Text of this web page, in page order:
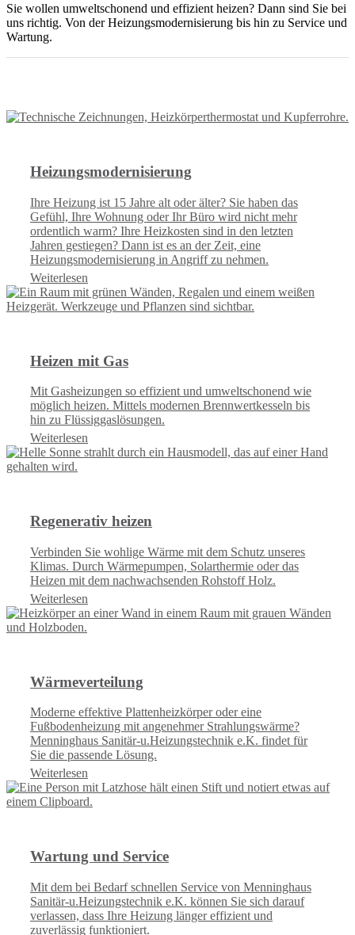
Sie wollen umweltschonend und effizient heizen? Dann sind Sie bei
uns richtig. Von der Heizungsmodernisierung bis hin zu Service und
Wartung.
Heizungsmodernisierung
Ihre Heizung ist 15 Jahre alt oder älter? Sie haben das
Gefühl, Ihre Wohnung oder Ihr Büro wird nicht mehr
ordentlich warm? Ihre Heizkosten sind in den letzten
Jahren gestiegen? Dann ist es an der Zeit, eine
Heizungsmodernisierung in Angriff zu nehmen.
Weiterlesen
Heizen mit Gas
Mit Gasheizungen so effizient und umweltschonend wie
möglich heizen. Mittels modernen Brennwertkesseln bis
hin zu Flüssiggaslösungen.
Weiterlesen
Regenerativ heizen
Verbinden Sie wohlige Wärme mit dem Schutz unseres
Klimas. Durch Wärmepumpen, Solarthermie oder das
Heizen mit dem nachwachsenden Rohstoff Holz.
Weiterlesen
Wärmeverteilung
Moderne effektive Plattenheizkörper oder eine
Fußbodenheizung mit angenehmer Strahlungswärme?
Menninghaus Sanitär-u.Heizungstechnik e.K. findet für
Sie die passende Lösung.
Weiterlesen
Wartung und Service
Mit dem bei Bedarf schnellen Service von Menninghaus
Sanitär-u.Heizungstechnik e.K. können Sie sich darauf
verlassen, dass Ihre Heizung länger effizient und
zuverlässig funktioniert.